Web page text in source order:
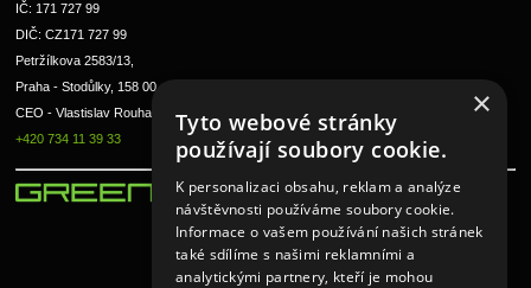
IČ: 171 727 99
DIČ: CZ171 727 99
Petržílkova 2583/13,
Praha - Stodůlky, 158 00
CEO - Vlastislav Rouha ml.
+420 734 11 39 33
×
Tyto webové stránky
používají soubory cookie.
K personalizaci obsahu, reklam a analýze
návštěvnosti používáme soubory cookie.
Informace o vašem používání našich stránek
také sdílíme s našimi reklamními a
analytickými partnery, kteří je mohou